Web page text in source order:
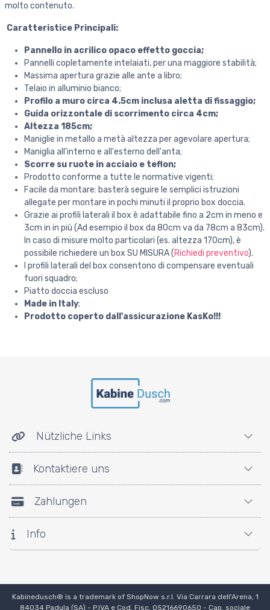
molto contenuto.
Caratteristice Principali:
Pannello in acrilico opaco effetto goccia;
Pannelli copletamente intelaiati, per una maggiore stabilità;
Massima apertura grazie alle ante a libro;
Telaio in alluminio bianco;
Profilo a muro circa 4.5cm inclusa aletta di fissaggio;
Guida orizzontale di scorrimento circa 4cm;
Altezza 185cm;
Maniglie in metallo a metà altezza per agevolare apertura;
Maniglia all'interno e all'esterno dell'anta;
Scorre su ruote in acciaio e teflon;
Prodotto conforme a tutte le normative vigenti;
Facile da montare: basterà seguire le semplici istruzioni
allegate per montare in pochi minuti il proprio box doccia.
Grazie ai profili laterali il box è adattabile fino a 2cm in meno e
3cm in in più (Ad esempio il box da 80cm va da 78cm a 83cm).
In caso di misure molto particolari (es. altezza 170cm), è
possibile richiedere un box SU MISURA (Richiedi preventivo).
I profili laterali del box consentono di compensare eventuali
fuori squadro;
Piatto doccia escluso
Made in Italy;
Prodotto coperto dall'assicurazione KasKo!!!
Nützliche Links
Kontaktiere uns
Zahlungen
Info
Kabinedusch® is a trademark of ShopNow s.r.l. Via Carrara dell'Arena, 1
84034 Padula (SA) - P.IVA e Cod. Fisc. 05216690650 - Cap. sociale